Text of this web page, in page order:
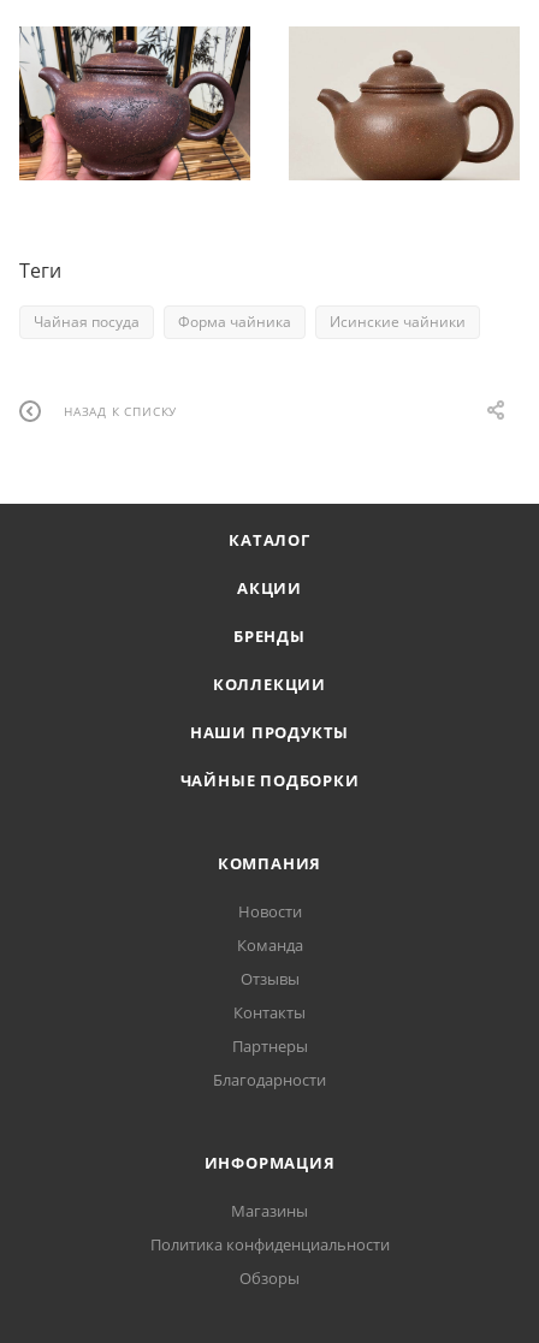
Теги
Чайная посуда Форма чайника Исинские чайники
НАЗАД К СПИСКУ
КАТАЛОГ
АКЦИИ
БРЕНДЫ
КОЛЛЕКЦИИ
НАШИ ПРОДУКТЫ
ЧАЙНЫЕ ПОДБОРКИ
КОМПАНИЯ
Новости
Команда
Отзывы
Контакты
Партнеры
Благодарности
ИНФОРМАЦИЯ
Магазины
Политика конфиденциальности
Обзоры